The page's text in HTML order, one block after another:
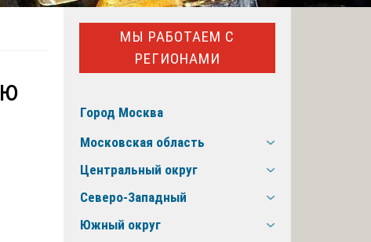
МЫ РАБОТАЕМ С
РЕГИОНАМИ
Город Москва
Московская область
Центральный округ
Северо-Западный
Южный округ